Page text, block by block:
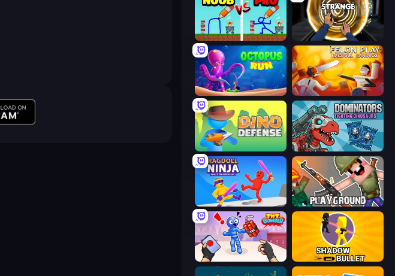
DOP Noob: Draw to Save Professor Strange
OctopusRun Felon Play: Ragdoll Sandbox
Dino Defense Dominators: Fighting Dinosaurs
Ragdoll Ninja: Imposter Hero Playground
TNT Bomber Shadow Bullet